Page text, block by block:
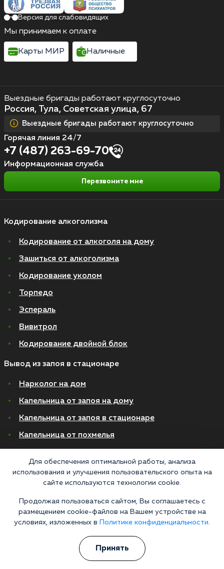
Кодирование алкоголизма
Кодирование от алкоголя на дому
Зашиться от алкоголизма
Кодирование уколом
Торпедо
Эспераль
Вивитрол
Кодирование двойной блок
Вывод из запоя в стационаре
Нарколог на дом
Капельница от запоя на дому
Капельница от запоя в стационаре
Капельница от похмелья
Экстренное вытрезвление
На дому
В стационаре
Хронический алкоголизм
Выездные бригады работают круглосуточно
Россия, Тула, Советская улица, 67
Выездные бригады работают круглосуточно
Горячая линия 24/7
+7 (487) 263-69-70
Информационная служба
Перезвоните мне
Версия для слабовидящих
Мы принимаем к оплате
Карты МИР Наличные
Для обеспечения оптимальной работы, анализа
использования и улучшения пользовательского опыта на
сайте используются технологии cookie.
Продолжая пользоваться сайтом, Вы соглашаетесь с
размещением cookie-файлов на Вашем устройстве на
условиях, изложенных в
Политике конфиденциальности.
Принять